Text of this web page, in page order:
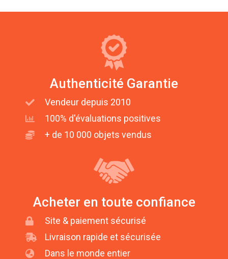
Authenticité Garantie
Vendeur depuis 2010
100% d'évaluations positives
+ de 10 000 objets vendus
Acheter en toute confiance
Site & paiement sécurisé
Livraison rapide et sécurisée
Dans le monde entier